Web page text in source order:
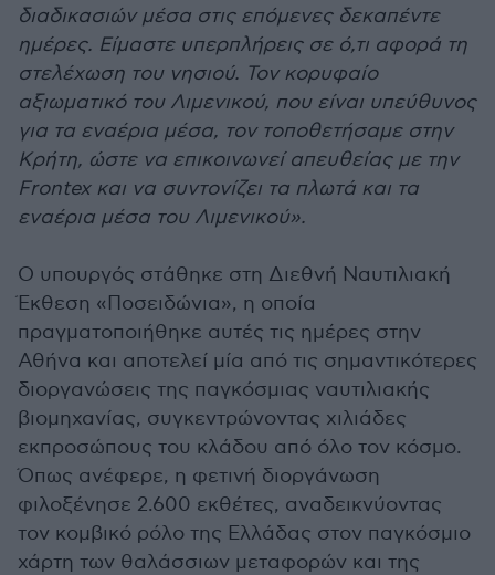
διαδικασιών μέσα στις επόμενες δεκαπέντε
ημέρες. Είμαστε υπερπλήρεις σε ό,τι αφορά τη
στελέχωση του νησιού. Τον κορυφαίο
αξιωματικό του Λιμενικού, που είναι υπεύθυνος
για τα εναέρια μέσα, τον τοποθετήσαμε στην
Κρήτη, ώστε να επικοινωνεί απευθείας με την
Frontex και να συντονίζει τα πλωτά και τα
εναέρια μέσα του Λιμενικού».
Ο υπουργός στάθηκε στη Διεθνή Ναυτιλιακή
Έκθεση «Ποσειδώνια», η οποία
πραγματοποιήθηκε αυτές τις ημέρες στην
Αθήνα και αποτελεί μία από τις σημαντικότερες
διοργανώσεις της παγκόσμιας ναυτιλιακής
βιομηχανίας, συγκεντρώνοντας χιλιάδες
εκπροσώπους του κλάδου από όλο τον κόσμο.
Όπως ανέφερε, η φετινή διοργάνωση
φιλοξένησε 2.600 εκθέτες, αναδεικνύοντας
τον κομβικό ρόλο της Ελλάδας στον παγκόσμιο
χάρτη των θαλάσσιων μεταφορών και της